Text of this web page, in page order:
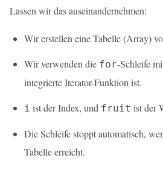
Lassen wir das auseinandernehmen:
Wir erstellen eine Tabelle (Array)
Wir verwenden die for-Schleife
integrierte Iterator-Funktion ist.
i ist der Index, und fruit ist der
Die Schleife stoppt automatisch,
Tabelle erreicht.